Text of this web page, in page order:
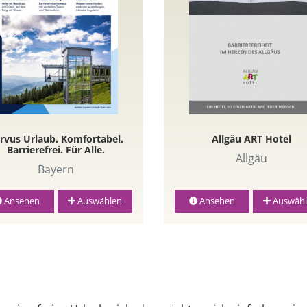
Urlaub. Komfortabel.
Barrierefrei. Für Alle.
Bayern
Ansehen Auswählen
Allgäu ART Hotel
Allgäu
Ansehen